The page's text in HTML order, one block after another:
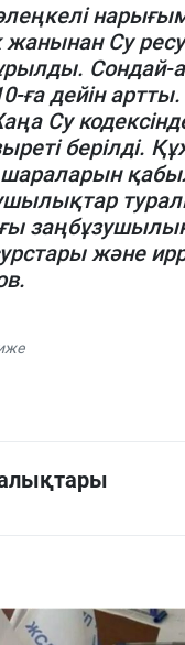
жанынан Су
ға дейін
Су
берілді.
шараларын
туралы
және